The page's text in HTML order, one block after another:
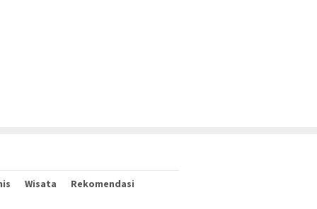
Wisata Rekomendasi